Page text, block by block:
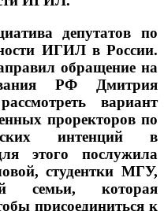
депутатов по
ИГИЛ в России.
обращение на
РФ Дмитрия
вариант
проректоров по
интенций в
этого послужила
студентки МГУ,
семьи, которая
присоединиться к